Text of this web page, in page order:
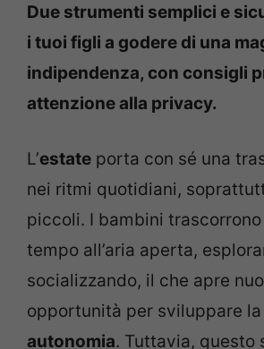
Due strumenti semplici e
i tuoi figli a godere di una
indipendenza, con consigli
attenzione alla privacy.
L’estate porta con sé una
nei ritmi quotidiani,
piccoli. I bambini
tempo all’aria aperta,
socializzando, il che apre
opportunità per sviluppare
autonomia. Tuttavia, questo